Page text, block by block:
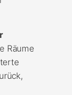
Räume